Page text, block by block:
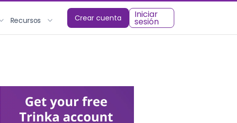
Recursos Crear cuenta Iniciar
sesión